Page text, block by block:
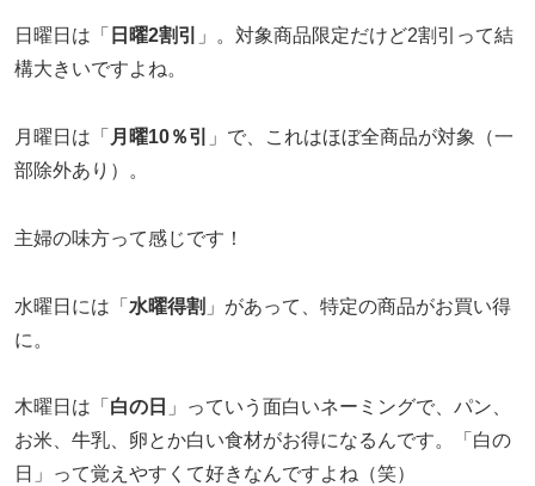
日曜日は「 日曜2割引
」。対象商品限定だけど2割引って結
構大きいですよね。
月曜日は「 月曜10％引
」で、これはほぼ全商品が対象（一
部除外あり）。
主婦の味方って感じです！
水曜日には「 水曜得割 」があって、特定の商品がお買い得
に。
木曜日は「 白の日 」っていう面白いネーミングで、パン、
お米、牛乳、卵とか白い食材がお得になるんです。「白の
日」って覚えやすくて好きなんですよね（笑）